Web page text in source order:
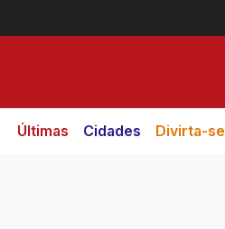
Últimas Cidades Divirta-se